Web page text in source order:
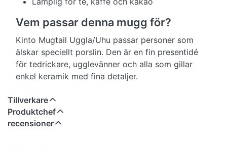
Vem passar denna mugg för?
Kinto Mugtail Uggla/Uhu passar personer som
älskar speciellt porslin. Den är en fin presentidé
för tedrickare, ugglevänner och alla som gillar
enkel keramik med fina detaljer.
Tillverkare
Produktchef
recensioner